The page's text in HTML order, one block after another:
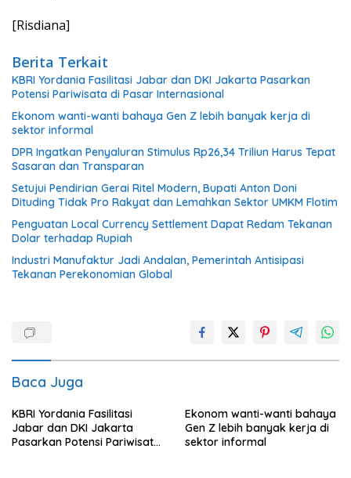
[Risdiana]
Berita Terkait
KBRI Yordania Fasilitasi Jabar dan DKI Jakarta Pasarkan
Potensi Pariwisata di Pasar Internasional
Ekonom wanti-wanti bahaya Gen Z lebih banyak kerja di
sektor informal
DPR Ingatkan Penyaluran Stimulus Rp26,34 Triliun Harus Tepat
Sasaran dan Transparan
Setujui Pendirian Gerai Ritel Modern, Bupati Anton Doni
Dituding Tidak Pro Rakyat dan Lemahkan Sektor UMKM Flotim
Penguatan Local Currency Settlement Dapat Redam Tekanan
Dolar terhadap Rupiah
Industri Manufaktur Jadi Andalan, Pemerintah Antisipasi
Tekanan Perekonomian Global
Baca Juga
KBRI Yordania Fasilitasi
Jabar dan DKI Jakarta
Pasarkan Potensi Pariwisata
Ekonom wanti-wanti bahaya
Gen Z lebih banyak kerja di
sektor informal